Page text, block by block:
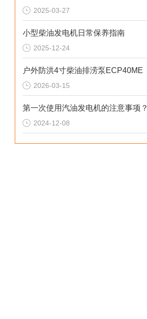
2025-03-27
小型柴油发电机日常保养指南
2025-12-24
户外防洪4寸柴油排涝泵ECP40ME
2026-03-15
第一次使用汽油发电机的注意事项？
2024-12-08